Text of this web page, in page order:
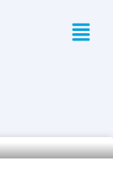
Menu